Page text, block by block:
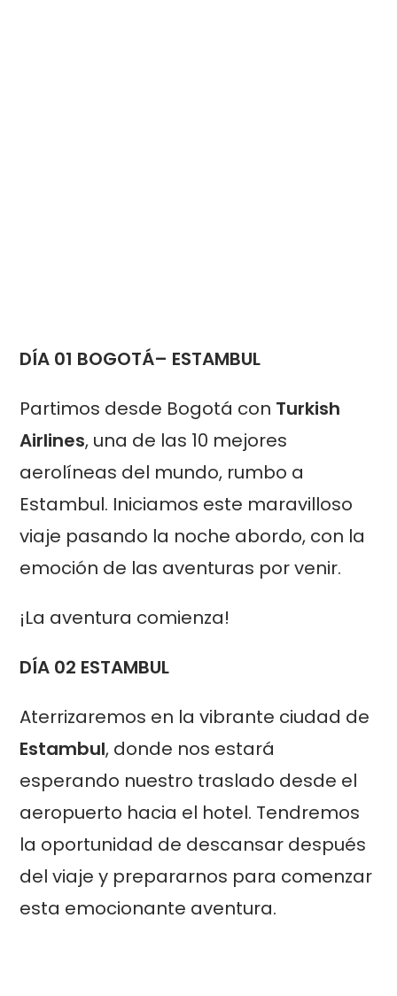
DÍA 01 BOGOTÁ– ESTAMBUL
Partimos desde Bogotá con Turkish
Airlines, una de las 10 mejores
aerolíneas del mundo, rumbo a
Estambul. Iniciamos este maravilloso
viaje pasando la noche abordo, con la
emoción de las aventuras por venir.
¡La aventura comienza!
DÍA 02 ESTAMBUL
Aterrizaremos en la vibrante ciudad de
Estambul, donde nos estará
esperando nuestro traslado desde el
aeropuerto hacia el hotel. Tendremos
la oportunidad de descansar después
del viaje y prepararnos para comenzar
esta emocionante aventura.